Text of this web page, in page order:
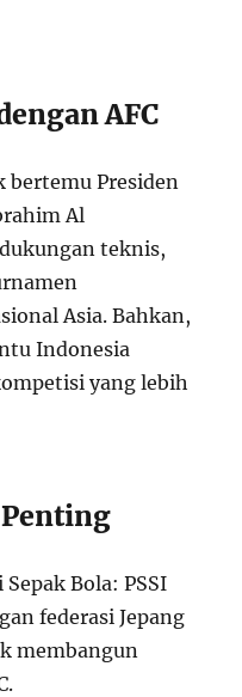
AFC
bertemu Presiden
Al
teknis,
Asia. Bahkan,
Indonesia
yang lebih
Bola: PSSI
federasi Jepang
membangun